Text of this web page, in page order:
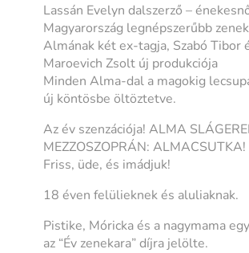
Lassán Evelyn dalszerző –
Magyarország legnépszerűbb
Almának két ex-tagja, Szabó Tibor
Maroevich Zsolt új produkciója
Minden Alma-dal a magokig
új köntösbe öltöztetve.
Az év szenzációja! ALMA
MEZZOSZOPRÁN: ALMACSUTKA!
Friss, üde, és imádjuk!
18 éven felülieknek és aluliaknak.
Pistike, Móricka és a nagymama
az “Év zenekara” díjra jelölte.